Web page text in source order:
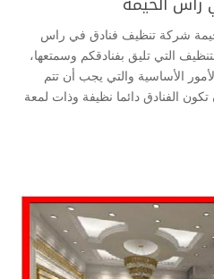
شركة تنظيف فنادق في راس
التي تليق بفنادقكم وسمتعها،
الأساسية والتي يجب أن تتم
الفنادق دائما نظيفة وذات لمعة